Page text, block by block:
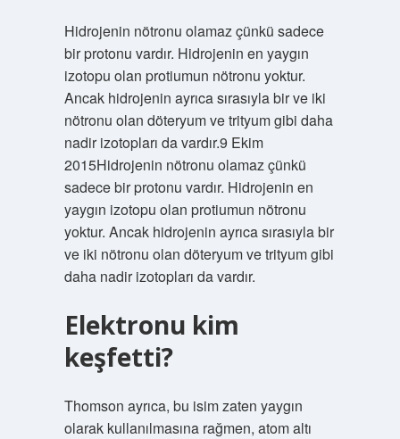
Hidrojenin nötronu olamaz çünkü sadece
bir protonu vardır. Hidrojenin en yaygın
izotopu olan protiumun nötronu yoktur.
Ancak hidrojenin ayrıca sırasıyla bir ve iki
nötronu olan döteryum ve trityum gibi daha
nadir izotopları da vardır.9 Ekim
2015Hidrojenin nötronu olamaz çünkü
sadece bir protonu vardır. Hidrojenin en
yaygın izotopu olan protiumun nötronu
yoktur. Ancak hidrojenin ayrıca sırasıyla bir
ve iki nötronu olan döteryum ve trityum gibi
daha nadir izotopları da vardır.
Elektronu kim
keşfetti?
Thomson ayrıca, bu isim zaten yaygın
olarak kullanılmasına rağmen, atom altı